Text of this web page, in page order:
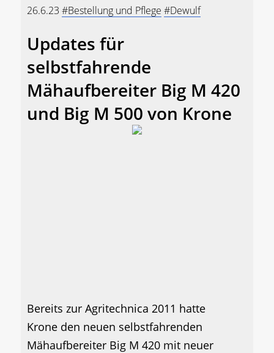
26.6.23 #Bestellung und Pflege #Dewulf
Updates für
selbstfahrende
Mähaufbereiter Big M 420
und Big M 500 von Krone
Bereits zur Agritechnica 2011 hatte
Krone den neuen selbstfahrenden
Mähaufbereiter Big M 420 mit neuer